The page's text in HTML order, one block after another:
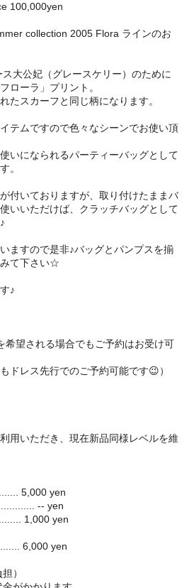
100,000yen
collection 2005 Flora ラインのお
大公妃（グレースケリー）のために
ローラ」プリント。
たスカーフと同じ柄になります。
テムですので色々なシーンでお使い頂
いになられるパーティーバッグとして
。
付いておりますが、取り付けたままバ
いいただけば、クラッチバッグとして
ますので是非♪バッグとパンプスを揃
て下さい☆
♪
希望される場合でもご予約はお受け可
ドレス先行でのご予約可能です😉）
用いただき、現在新品同様レベルを維
5,000 yen
-- yen
1,000 yen
6,000 yen
）